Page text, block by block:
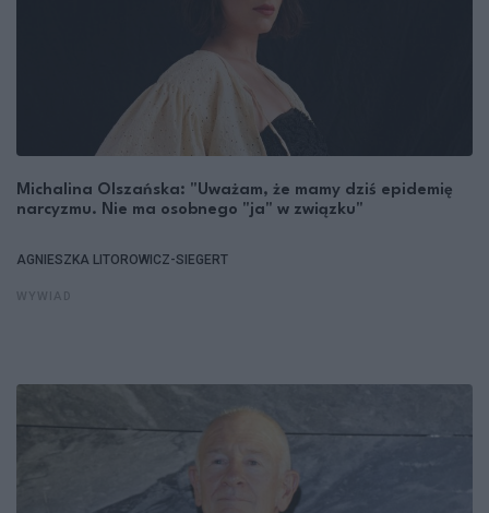
Michalina Olszańska: "Uważam, że mamy dziś epidemię
narcyzmu. Nie ma osobnego "ja" w związku"
AGNIESZKA LITOROWICZ-SIEGERT